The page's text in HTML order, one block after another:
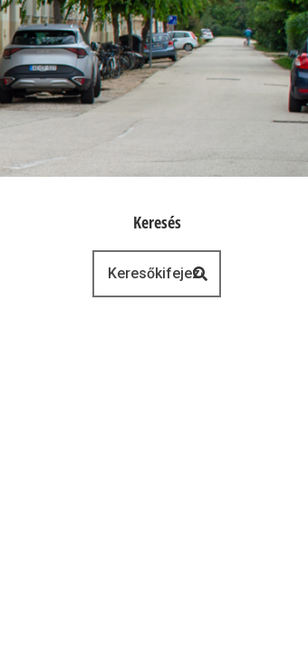
Keresés